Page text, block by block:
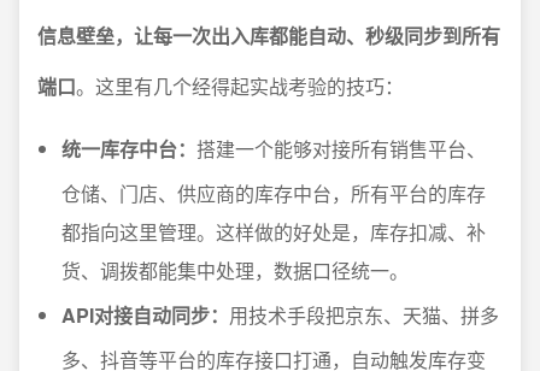
信息壁垒，让每一次出入库都能自动、秒级同步到所有
端口。这里有几个经得起实战考验的技巧：
统一库存中台： 搭建一个能够对接所有销售平台、
仓储、门店、供应商的库存中台，所有平台的库存
都指向这里管理。这样做的好处是，库存扣减、补
货、调拨都能集中处理，数据口径统一。
API对接自动同步： 用技术手段把京东、天猫、拼多
多、抖音等平台的库存接口打通，自动触发库存变